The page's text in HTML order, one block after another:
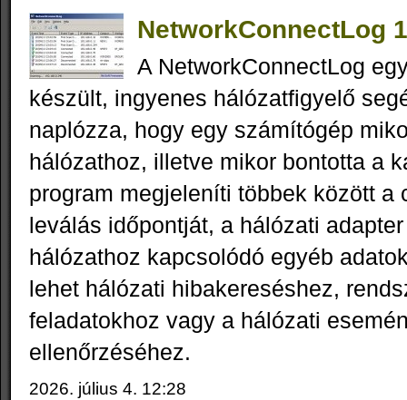
NetworkConnectLog
A NetworkConnectLog
készült, ingyenes hálózatfigyelő
naplózza, hogy egy számítógép
hálózathoz, illetve mikor bontotta a
program megjeleníti többek között a
leválás időpontját, a hálózati
hálózathoz kapcsolódó egyéb
lehet hálózati hibakereséshez,
feladatokhoz vagy a hálózati
ellenőrzéséhez.
2026. július 4. 12:28